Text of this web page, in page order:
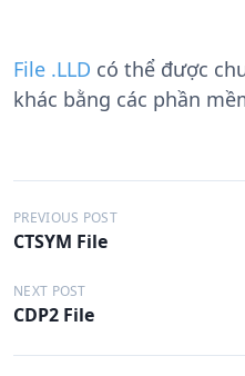
File .LLD có thể được
khác bằng các phần
Đ
i
ề
u
h
PREVIOUS POST
CTSYM File
NEXT POST
CDP2 File